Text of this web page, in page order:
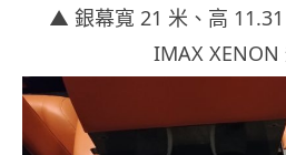
▲ 銀幕寬 21 米、高
IMAX XENON